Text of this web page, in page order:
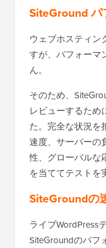
SiteGround パ
ウェブホスティン
すが、パフォーマ
ん。
そのため、
レビューするため
た。完全な状況を
速度、サーバーの
性、グローバルな
を当ててテストを
SiteGroundの
ライブWordPress
SiteGroundのパフ